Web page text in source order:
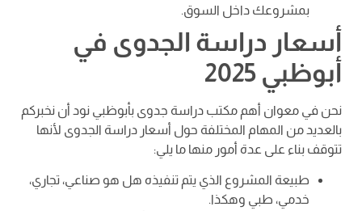
بمشروعك داخل السوق.
أسعار دراسة الجدوى في
أبوظبي 2025
نحن في معوان أهم مكتب دراسة جدوى بأبوظبي نود أن نخبركم
بالعديد من المهام المختلفة حول أسعار دراسة الجدوى لأنها
تتوقف بناء على عدة أمور منها ما يلي:
طبيعة المشروع الذي يتم تنفيذه هل هو صناعي، تجاري،
خدمي، طبي وهكذا.